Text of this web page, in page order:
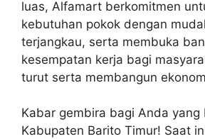
luas, Alfamart berkomitmen
kebutuhan pokok dengan
terjangkau, serta membuka
kesempatan kerja bagi
turut serta membangun
Kabar gembira bagi Anda yang
Kabupaten Barito Timur! Saat